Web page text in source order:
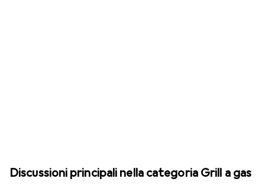
Discussioni principali nella categoria Grill a gas